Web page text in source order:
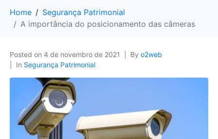
Home
Segurança Patrimonial
A importância do posicionamento das câmeras
Posted on 4 de novembro de 2021 By o2web
In Segurança Patrimonial